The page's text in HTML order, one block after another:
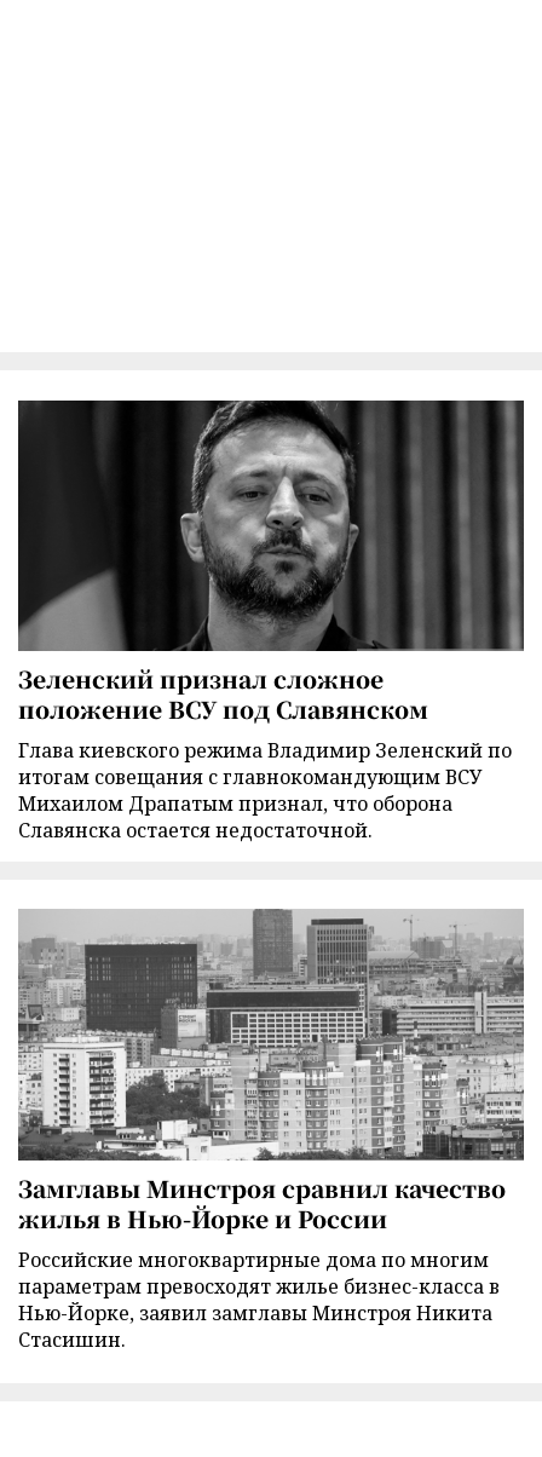
Зеленский признал сложное
положение ВСУ под Славянском
Глава киевского режима Владимир Зеленский по
итогам совещания с главнокомандующим ВСУ
Михаилом Драпатым признал, что оборона
Славянска остается недостаточной.
Замглавы Минстроя сравнил качество
жилья в Нью-Йорке и России
Российские многоквартирные дома по многим
параметрам превосходят жилье бизнес-класса в
Нью-Йорке, заявил замглавы Минстроя Никита
Стасишин.